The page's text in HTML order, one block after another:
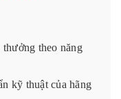
theo năng
kỹ thuật của hãng